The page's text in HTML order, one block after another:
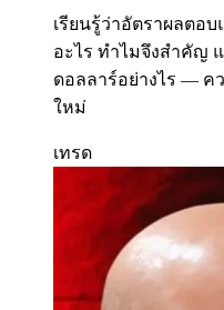
เรียนรู้ว่าอัตราผลตอ
อะไร ทำไมจึงสำคัญ
ดอลลาร์อย่างไร — ค
ใหม่
เทรด